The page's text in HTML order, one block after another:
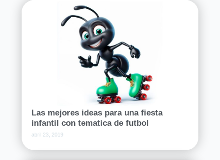
Las mejores ideas para una fiesta
infantil con tematica de futbol
abril 23, 2019